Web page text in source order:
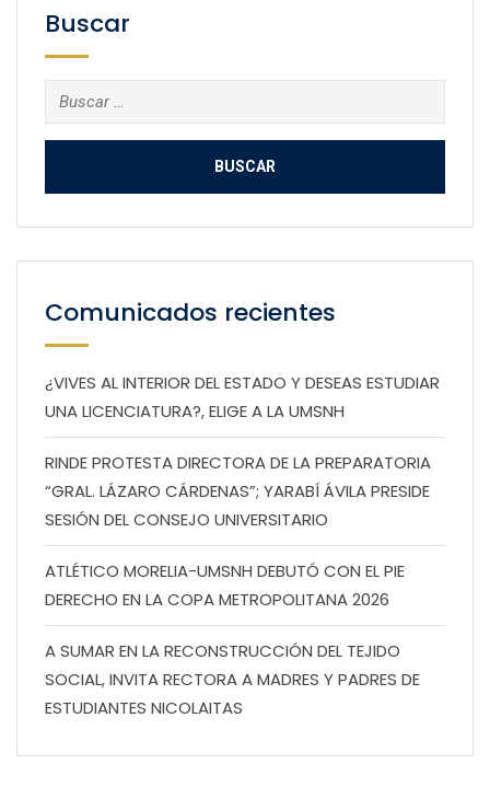
Buscar
Buscar:
Comunicados recientes
¿VIVES AL INTERIOR DEL ESTADO Y DESEAS ESTUDIAR
UNA LICENCIATURA?, ELIGE A LA UMSNH
RINDE PROTESTA DIRECTORA DE LA PREPARATORIA
“GRAL. LÁZARO CÁRDENAS”; YARABÍ ÁVILA PRESIDE
SESIÓN DEL CONSEJO UNIVERSITARIO
ATLÉTICO MORELIA-UMSNH DEBUTÓ CON EL PIE
DERECHO EN LA COPA METROPOLITANA 2026
A SUMAR EN LA RECONSTRUCCIÓN DEL TEJIDO
SOCIAL, INVITA RECTORA A MADRES Y PADRES DE
ESTUDIANTES NICOLAITAS